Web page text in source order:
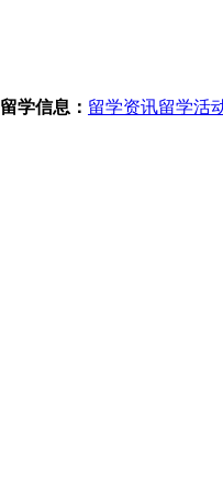
留学信息： 留学资讯留学活